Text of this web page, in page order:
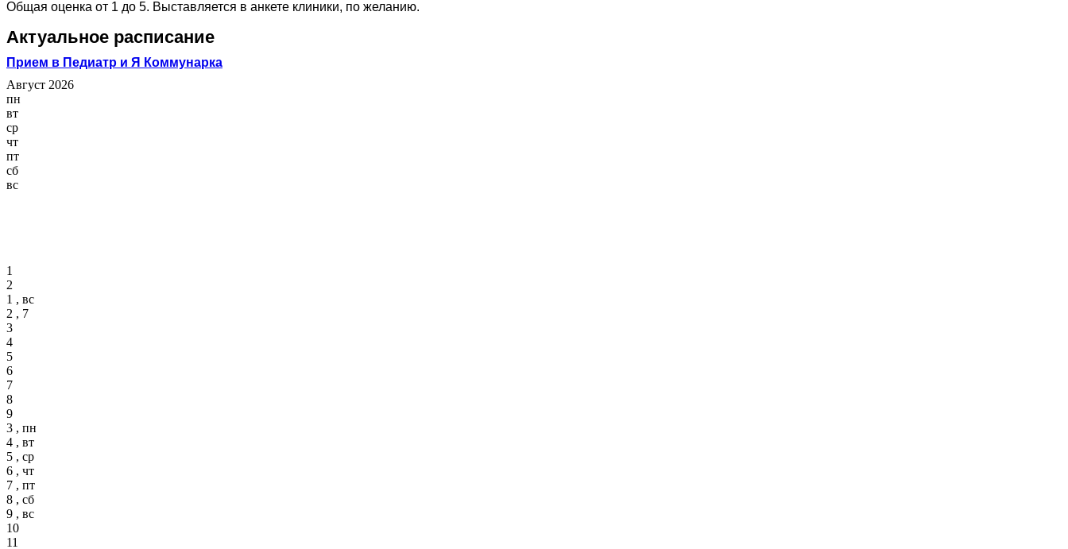
Общая оценка от 1 до 5. Выставляется в анкете клиники, по желанию.
Актуальное расписание
Прием в Педиатр и Я Коммунарка
Август 2026
пн
вт
ср
чт
пт
сб
вс
1
2
1 , вс
2 , 7
3
4
5
6
7
8
9
3 , пн
4 , вт
5 , ср
6 , чт
7 , пт
8 , сб
9 , вс
10
11